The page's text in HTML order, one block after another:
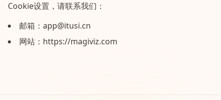
Cookie设置，请联系我们：
邮箱： app@itusi.cn
网站：https://magiviz.com